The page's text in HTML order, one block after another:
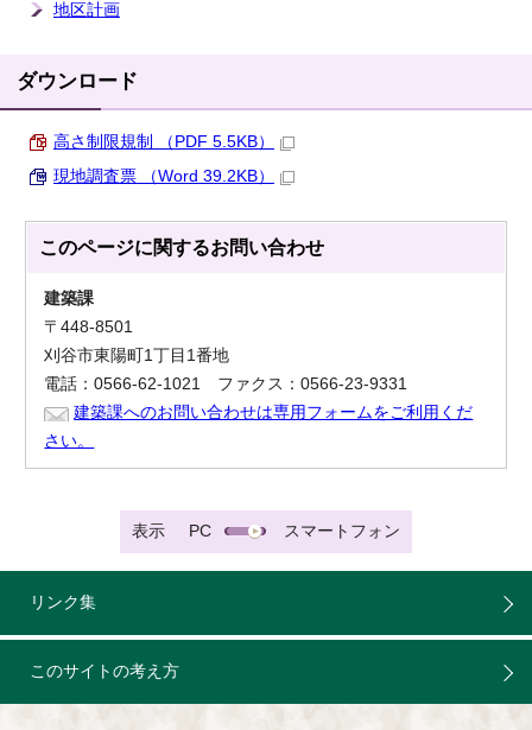
地区計画
ダウンロード
高さ制限規制 （PDF 5.5KB）
現地調査票 （Word 39.2KB）
このページに関するお問い合わせ
建築課
〒448-8501
刈谷市東陽町1丁目1番地
電話：0566-62-1021 ファクス：0566-23-9331
建築課へのお問い合わせは専用フォームをご利用くだ
さい。
表示 PC スマートフォン
リンク集
このサイトの考え方